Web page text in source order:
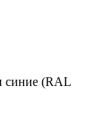
синие (RAL